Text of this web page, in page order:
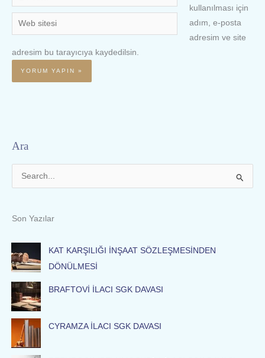
Posta
Web
sitesi
kullanılması için
adım, e-posta
adresim ve site
adresim bu tarayıcıya kaydedilsin.
Ara
c
h
f
o
r
:
Son Yazılar
KAT KARŞILIĞI İNŞAAT SÖZLEŞMESİNDEN
DÖNÜLMESİ
BRAFTOVİ İLACI SGK DAVASI
CYRAMZA İLACI SGK DAVASI